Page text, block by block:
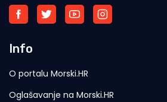
Info
O portalu Morski.HR
Oglašavanje na Morski.HR